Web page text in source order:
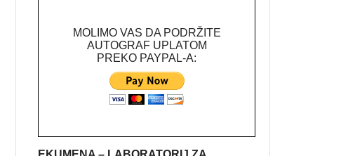
MOLIMO VAS DA PODRŽITE
AUTOGRAF UPLATOM
PREKO PAYPAL-A: